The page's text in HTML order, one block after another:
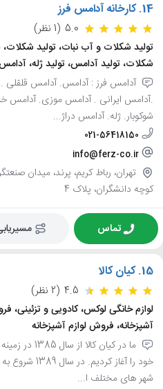
14. کارخانه آدامس فرز
5.0 (1 نظر)
تولید شکلات و آب نبات، تولید شکلات،
شکلات، تولید آدامس، تولید ژله،
آدامس فرز : آدامس. آدامس قلقلی
.آدامس ایرانی . آدامس موزی.
شوکوبار. ژله. آدامس دراژ...
021-56418150
info@ferz-co.ir
تهران، رباط کریم، پرند، میدان
کوچه دانشگران، پلاک 4
تماس
15. کیان کالا
4.5 (2 نظر)
لوازم خانگی لوکس، کادویی و تزئینی،
آشپزخانه، فروش لوازم آشپزخانه
ما در کیان
خود را آغاز
شهر های مختلف ا...